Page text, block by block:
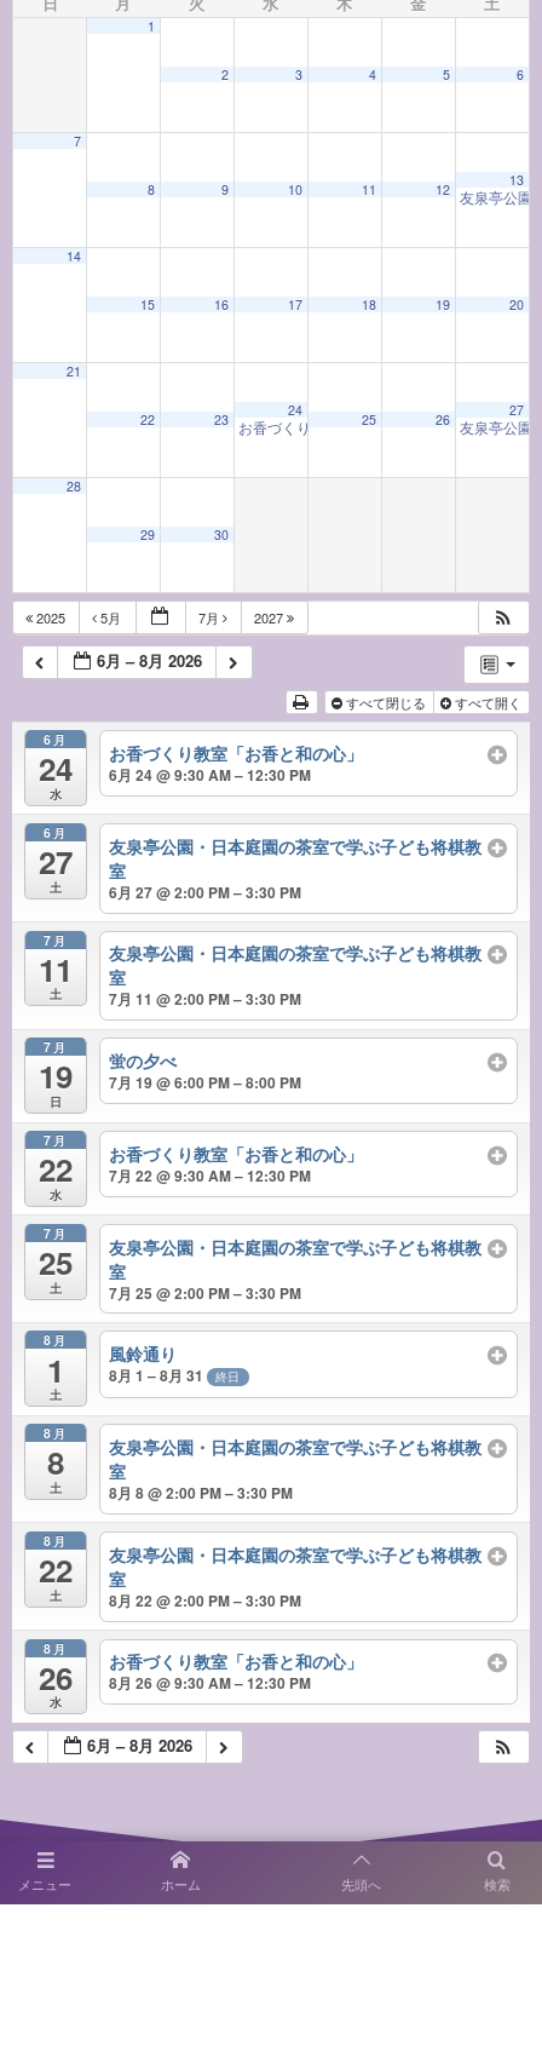
1
2 3 4 5 6
7
8 9 10 11 12
13
友泉亭公園
14
15 16 17 18 19 20
21
22 23
24
お香づくり教室「お香と和の心」 9:30 AM
25 26
27
友泉亭公園
28
29 30
2025 5月 7月 2027
6月 – 8月 2026
すべて閉じる すべて開く
6月
24
水
お香づくり教室「お香と和の心」
6月 24 @ 9:30 AM – 12:30 PM
6月
27
土
友泉亭公園・日本庭園の茶室で学ぶ子ども将棋教
室
6月 27 @ 2:00 PM – 3:30 PM
7月
11
土
友泉亭公園・日本庭園の茶室で学ぶ子ども将棋教
室
7月 11 @ 2:00 PM – 3:30 PM
7月
19
日
蛍の夕べ
7月 19 @ 6:00 PM – 8:00 PM
7月
22
水
お香づくり教室「お香と和の心」
7月 22 @ 9:30 AM – 12:30 PM
7月
25
土
友泉亭公園・日本庭園の茶室で学ぶ子ども将棋教
室
7月 25 @ 2:00 PM – 3:30 PM
8月
1
土
風鈴通り
8月 1 – 8月 31 終日
8月
8
土
友泉亭公園・日本庭園の茶室で学ぶ子ども将棋教
室
8月 8 @ 2:00 PM – 3:30 PM
8月
22
土
友泉亭公園・日本庭園の茶室で学ぶ子ども将棋教
室
8月 22 @ 2:00 PM – 3:30 PM
8月
26
水
お香づくり教室「お香と和の心」
8月 26 @ 9:30 AM – 12:30 PM
6月 – 8月 2026
メニュー 検索
ホーム 先頭へ